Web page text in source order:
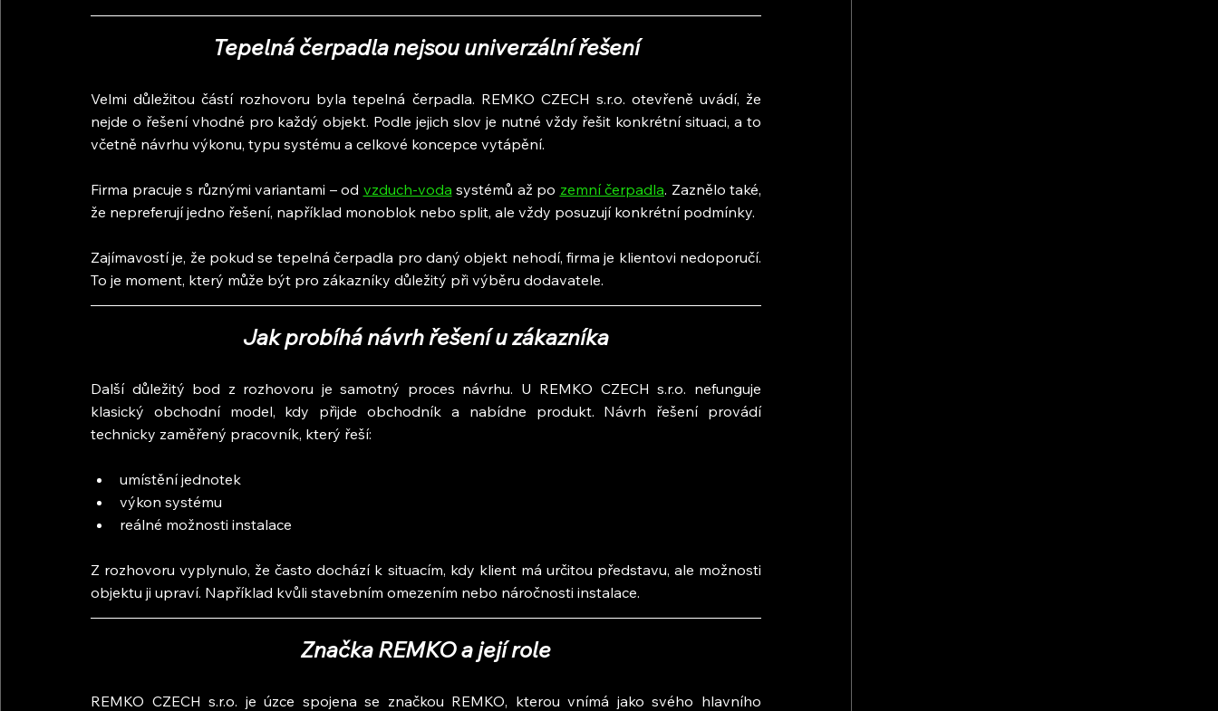
Tepelná čerpadla nejsou univerzální řešení
Velmi důležitou částí rozhovoru byla tepelná čerpadla. REMKO CZECH s.r.o. otevřeně uvádí, že
nejde o řešení vhodné pro každý objekt. Podle jejich slov je nutné vždy řešit konkrétní situaci, a to
včetně návrhu výkonu, typu systému a celkové koncepce vytápění.
Firma pracuje s různými variantami – od vzduch-voda systémů až po zemní čerpadla. Zaznělo také,
že nepreferují jedno řešení, například monoblok nebo split, ale vždy posuzují konkrétní podmínky.
Zajímavostí je, že pokud se tepelná čerpadla pro daný objekt nehodí, firma je klientovi nedoporučí.
To je moment, který může být pro zákazníky důležitý při výběru dodavatele.
Jak probíhá návrh řešení u zákazníka
Další důležitý bod z rozhovoru je samotný proces návrhu. U REMKO CZECH s.r.o. nefunguje
klasický obchodní model, kdy přijde obchodník a nabídne produkt. Návrh řešení provádí
technicky zaměřený pracovník, který řeší:
umístění jednotek
výkon systému
reálné možnosti instalace
Z rozhovoru vyplynulo, že často dochází k situacím, kdy klient má určitou představu, ale možnosti
objektu ji upraví. Například kvůli stavebním omezením nebo náročnosti instalace.
Značka REMKO a její role
REMKO CZECH s.r.o. je úzce spojena se značkou REMKO, kterou vnímá jako svého hlavního